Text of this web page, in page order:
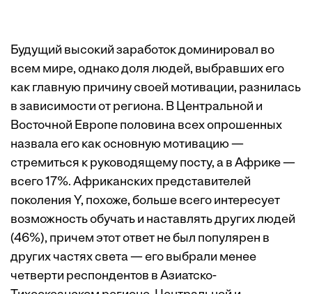
Будущий высокий заработок доминировал во
всем мире, однако доля людей, выбравших его
как главную причину своей мотивации, разнилась
в зависимости от региона. В Центральной и
Восточной Европе половина всех опрошенных
назвала его как основную мотивацию —
стремиться к руководящему посту, а в Африке —
всего 17%. Африканских представителей
поколения Y, похоже, больше всего интересует
возможность обучать и наставлять других людей
(46%), причем этот ответ не был популярен в
других частях света — его выбрали менее
четверти респондентов в Азиатско-